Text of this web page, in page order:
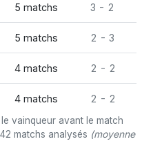
5 matchs 3 - 2
5 matchs 2 - 3
4 matchs 2 - 2
4 matchs 2 - 2
vainqueur avant le match
matchs analysés (moyenne